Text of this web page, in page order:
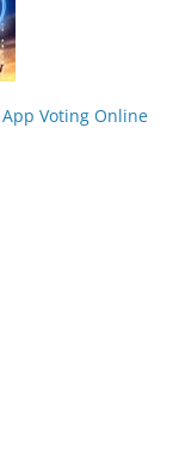
Voting Online